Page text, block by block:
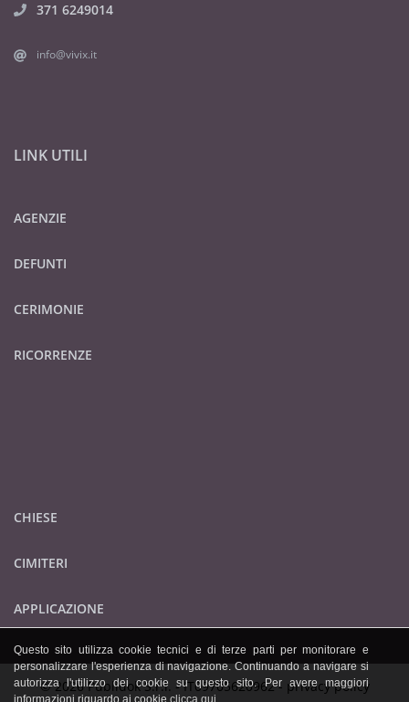
371 6249014
info@vivix.it
LINK UTILI
AGENZIE
DEFUNTI
CERIMONIE
RICORRENZE
CHIESE
CIMITERI
APPLICAZIONE
© 2026 Publidok S.r.l. - IT09705620962 - privacy policy
Questo sito utilizza cookie tecnici e di terze parti per monitorare e
personalizzare l'esperienza di navigazione. Continuando a navigare si
autorizza l'utilizzo dei cookie su questo sito. Per avere maggiori
informazioni riguardo ai cookie clicca qui